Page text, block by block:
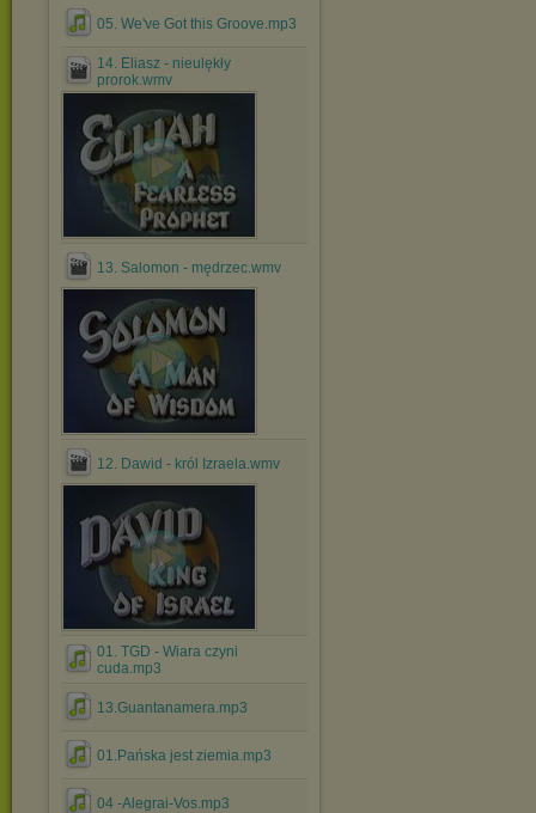
05. We've Got this Groove.mp3
14. Eliasz - nieulękły
prorok.wmv
13. Salomon - mędrzec.wmv
12. Dawid - król Izraela.wmv
01. TGD - Wiara czyni
cuda.mp3
13.Guantanamera.mp3
01.Pańska jest ziemia.mp3
04 -Alegrai-Vos.mp3